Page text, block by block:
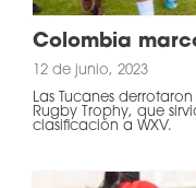
Colombia
12 de junio, 2023
Las Tucanes
Rugby Trophy, que
clasificación a WXV.